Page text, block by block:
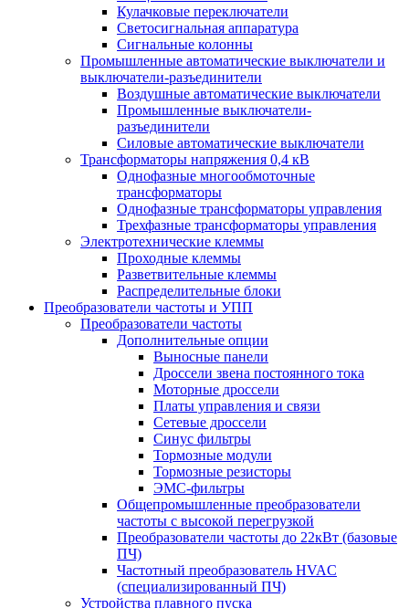
Кулачковые переключатели
Светосигнальная аппаратура
Сигнальные колонны
Промышленные автоматические выключатели и
выключатели-разъединители
Воздушные автоматические выключатели
Промышленные выключатели-
разъединители
Силовые автоматические выключатели
Трансформаторы напряжения 0,4 кВ
Однофазные многообмоточные
трансформаторы
Однофазные трансформаторы управления
Трехфазные трансформаторы управления
Электротехнические клеммы
Проходные клеммы
Разветвительные клеммы
Распределительные блоки
Преобразователи частоты и УПП
Преобразователи частоты
Дополнительные опции
Выносные панели
Дроссели звена постоянного тока
Моторные дроссели
Платы управления и связи
Сетевые дроссели
Синус фильтры
Тормозные модули
Тормозные резисторы
ЭМС-фильтры
Общепромышленные преобразователи
частоты с высокой перегрузкой
Преобразователи частоты до 22кВт (базовые
ПЧ)
Частотный преобразователь HVAC
(специализированный ПЧ)
Устройства плавного пуска